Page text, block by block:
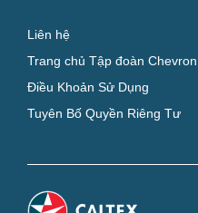
Liên hệ
Trang chủ Tập đoàn Chevron
Điều Khoản Sử Dụng
Tuyên Bố Quyền Riêng Tư